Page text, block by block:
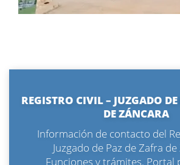
REGISTRO CIVIL – JUZGADO
DE ZÁNCARA
Información de contacto del
Juzgado de Paz de Zafra
Funciones y trámites. Portal